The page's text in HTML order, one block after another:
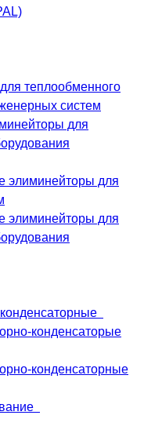
теплообменного
систем
для
элиминейторы для
элиминейторы для
конденсаторые
конденсаторные